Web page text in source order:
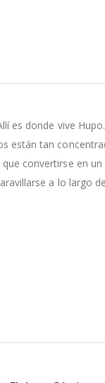
es donde vive
tan
convertirse en
a lo largo